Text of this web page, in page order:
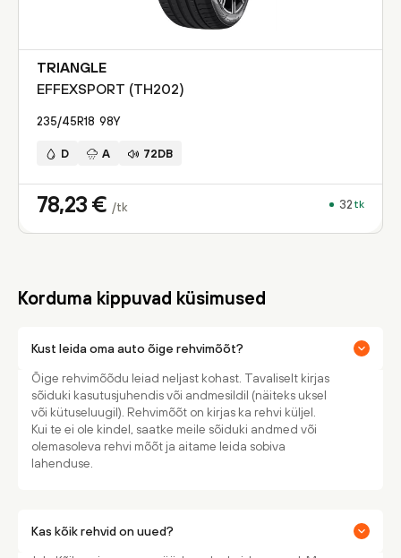
TRIANGLE
EFFEXSPORT (TH202)
235/45R18 98Y
D A 72DB
78,23 € /tk 32 tk
Korduma kippuvad küsimused
Kust leida oma auto õige rehvimõõt?
Õige rehvimõõdu leiad neljast kohast. Tavaliselt kirjas
sõiduki kasutusjuhendis või andmesildil (näiteks uksel
või kütuseluugil). Rehvimõõt on kirjas ka rehvi küljel.
Kui te ei ole kindel, saatke meile sõiduki andmed või
olemasoleva rehvi mõõt ja aitame leida sobiva
lahenduse.
Kas kõik rehvid on uued?